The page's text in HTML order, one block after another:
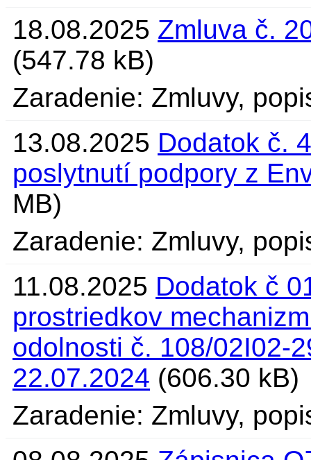
18.08.2025 Zmluva č.
(547.78 kB)
Zaradenie: Zmluvy,
13.08.2025 Dodatok č.
poslytnutí podpory z
MB)
Zaradenie: Zmluvy,
11.08.2025 Dodatok č
prostriedkov
odolnosti č. 108/02I02-
22.07.2024 (606.30 kB)
Zaradenie: Zmluvy,